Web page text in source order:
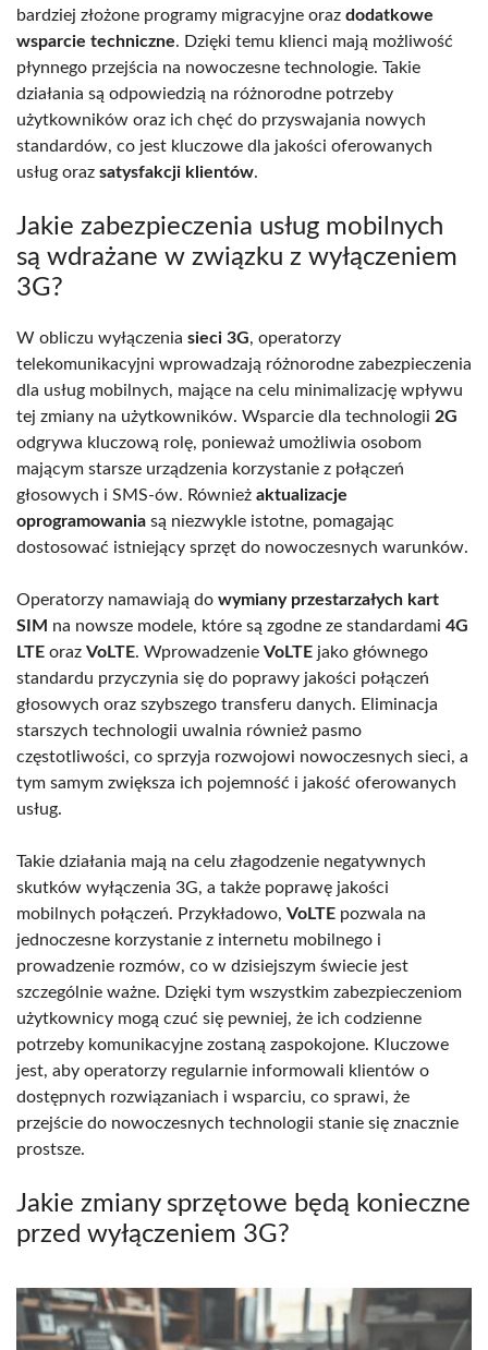
bardziej złożone programy migracyjne oraz dodatkowe
wsparcie techniczne. Dzięki temu klienci mają możliwość
płynnego przejścia na nowoczesne technologie. Takie
działania są odpowiedzią na różnorodne potrzeby
użytkowników oraz ich chęć do przyswajania nowych
standardów, co jest kluczowe dla jakości oferowanych
usług oraz satysfakcji klientów.
Jakie zabezpieczenia usług mobilnych
są wdrażane w związku z wyłączeniem
3G?
W obliczu wyłączenia sieci 3G, operatorzy
telekomunikacyjni wprowadzają różnorodne zabezpieczenia
dla usług mobilnych, mające na celu minimalizację wpływu
tej zmiany na użytkowników. Wsparcie dla technologii 2G
odgrywa kluczową rolę, ponieważ umożliwia osobom
mającym starsze urządzenia korzystanie z połączeń
głosowych i SMS-ów. Również aktualizacje
oprogramowania są niezwykle istotne, pomagając
dostosować istniejący sprzęt do nowoczesnych warunków.
Operatorzy namawiają do wymiany przestarzałych kart
SIM na nowsze modele, które są zgodne ze standardami 4G
LTE oraz VoLTE. Wprowadzenie VoLTE jako głównego
standardu przyczynia się do poprawy jakości połączeń
głosowych oraz szybszego transferu danych. Eliminacja
starszych technologii uwalnia również pasmo
częstotliwości, co sprzyja rozwojowi nowoczesnych sieci, a
tym samym zwiększa ich pojemność i jakość oferowanych
usług.
Takie działania mają na celu złagodzenie negatywnych
skutków wyłączenia 3G, a także poprawę jakości
mobilnych połączeń. Przykładowo, VoLTE pozwala na
jednoczesne korzystanie z internetu mobilnego i
prowadzenie rozmów, co w dzisiejszym świecie jest
szczególnie ważne. Dzięki tym wszystkim zabezpieczeniom
użytkownicy mogą czuć się pewniej, że ich codzienne
potrzeby komunikacyjne zostaną zaspokojone. Kluczowe
jest, aby operatorzy regularnie informowali klientów o
dostępnych rozwiązaniach i wsparciu, co sprawi, że
przejście do nowoczesnych technologii stanie się znacznie
prostsze.
Jakie zmiany sprzętowe będą konieczne
przed wyłączeniem 3G?